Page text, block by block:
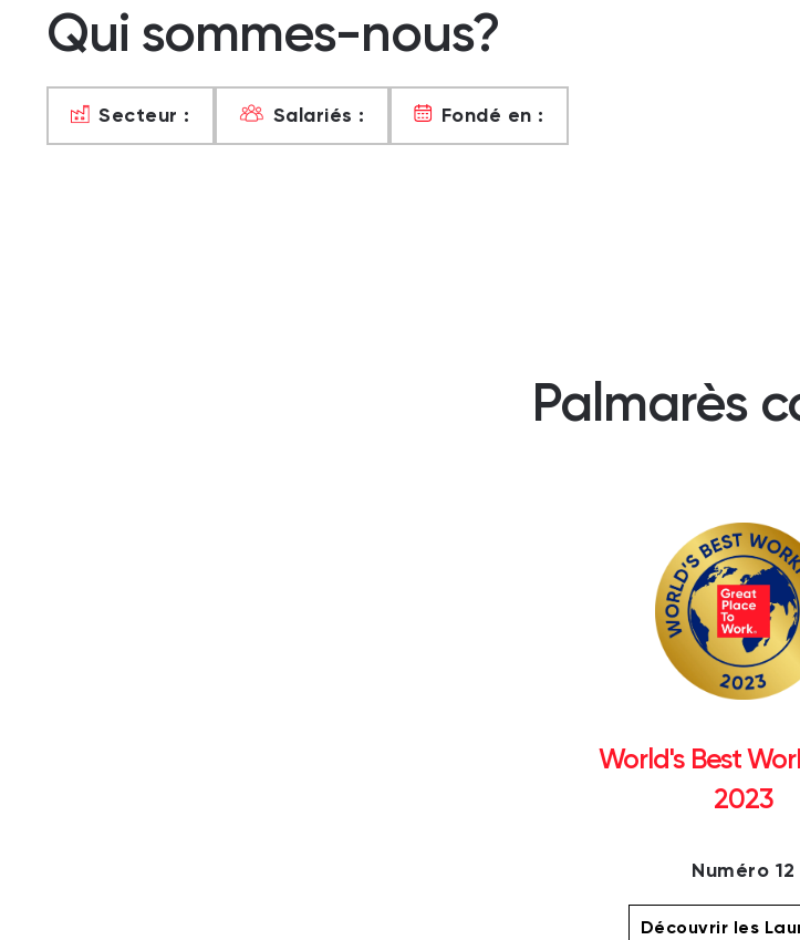
Qui sommes-nous?
Secteur : Salariés : Fondé en :
Palmarès
World's Best
2023
Numéro 12
Découvrir les